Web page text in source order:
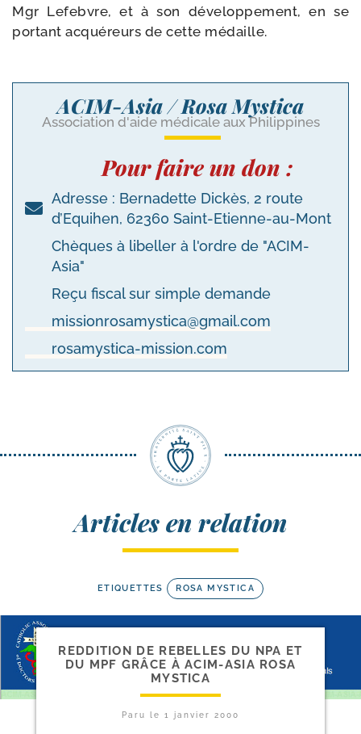
Mgr Lefebvre, et à son déve­lop­pe­ment, en se
por­tant acqué­reurs de cette médaille.
ACIM-Asia / Rosa Mystica
Association d'aide médicale aux Philippines
Pour faire un don :
Adresse : Bernadette Dickès, 2 route
d’Equihen, 62360 Saint-Etienne-au-Mont
Chèques à libeller à l'ordre de "ACIM-
Asia"
Reçu fiscal sur simple demande
missionrosamystica@gmail.com
rosamystica-mission.com
Articles en relation
ETIQUETTES ROSA MYSTICA
REDDITION DE REBELLES DU NPA ET
DU MPF GRÂCE À ACIM-​ASIA ROSA
MYSTICA
Paru le 1 janvier 2000